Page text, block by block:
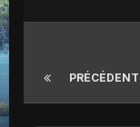
PRÉCÉDENT